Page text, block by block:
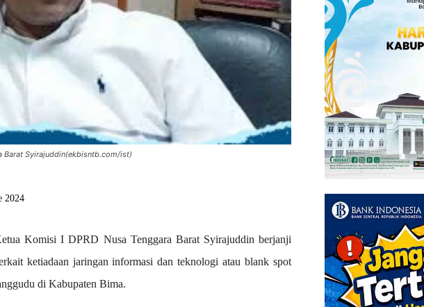
Barat Syirajuddin(ekbisntb.com/ist)
2024
Komisi I DPRD Nusa Tenggara Barat Syirajuddin berjanji
ketiadaan jaringan informasi dan teknologi atau blank spot
di Kabupaten Bima.